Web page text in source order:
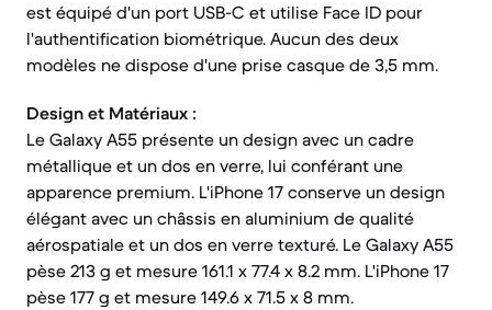
est équipé d'un port USB-C et utilise Face ID pour
l'authentification biométrique. Aucun des deux
modèles ne dispose d'une prise casque de 3,5 mm.
Design et Matériaux :
Le Galaxy A55 présente un design avec un cadre
métallique et un dos en verre, lui conférant une
apparence premium. L'iPhone 17 conserve un design
élégant avec un châssis en aluminium de qualité
aérospatiale et un dos en verre texturé. Le Galaxy A55
pèse 213 g et mesure 161.1 x 77.4 x 8.2 mm. L'iPhone 17
pèse 177 g et mesure 149.6 x 71.5 x 8 mm.